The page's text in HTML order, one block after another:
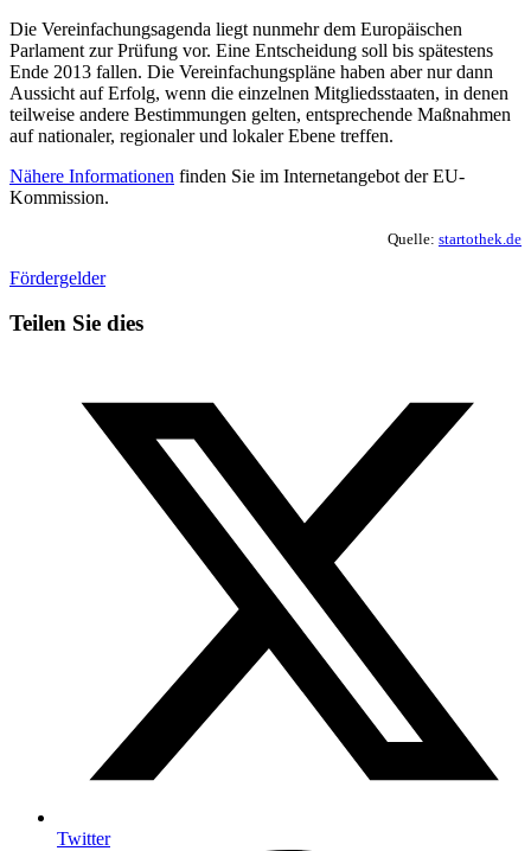
Die Vereinfachungsagenda liegt nunmehr dem Europäischen
Parlament zur Prüfung vor. Eine Entscheidung soll bis spätestens
Ende 2013 fallen. Die Vereinfachungspläne haben aber nur dann
Aussicht auf Erfolg, wenn die einzelnen Mitgliedsstaaten, in denen
teilweise andere Bestimmungen gelten, entsprechende Maßnahmen
auf nationaler, regionaler und lokaler Ebene treffen.
Nähere Informationen finden Sie im Internetangebot der EU-
Kommission.
Quelle: startothek.de
Fördergelder
Teilen Sie dies
Twitter